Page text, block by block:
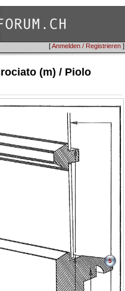
[Anmelden / Registrieren ]
(m) / Piolo
5